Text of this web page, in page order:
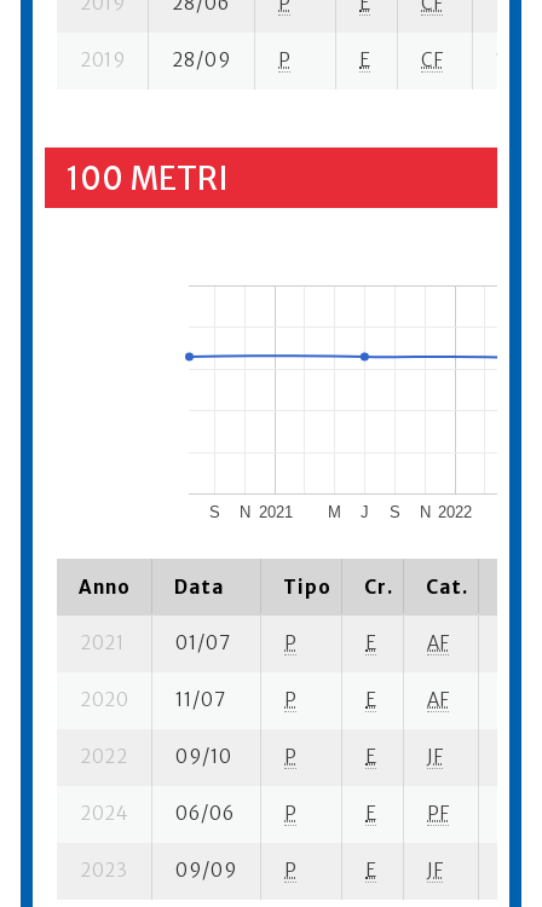
2019 28/09 P E CF 1 su-
100 METRI
2021 2022
S N M J S N
Anno Data Tipo Cr. Cat.
2021 01/07 P E AF
2020 11/07 P E AF
2022 09/10 P E JF
2024 06/06 P E PF
2023 09/09 P E JF